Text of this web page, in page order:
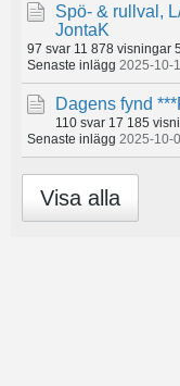
Spö- & rullval,
JontaK
97 svar 11 878 visningar
Senaste inlägg 2025-10-
Dagens fynd
110 svar 17 185
Senaste inlägg 2025-10-
Visa alla